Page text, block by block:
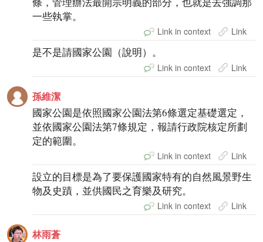
一些執掌。
Link in context Link
是不是請國家公園（說明）。
Link in context Link
孫維潔
國家公園是依照國家公園法第6條選定基礎選定，
並依國家公園法第7條規定，報請行政院核定所劃
定的範圍。
Link in context Link
設立的目標是為了要保護國家特有的自然風景野生
物及史蹟，並供國民之育樂及研究。
Link in context Link
林雨蒼